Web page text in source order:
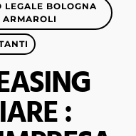
LEGALE BOLOGNA
ARMAROLI
: